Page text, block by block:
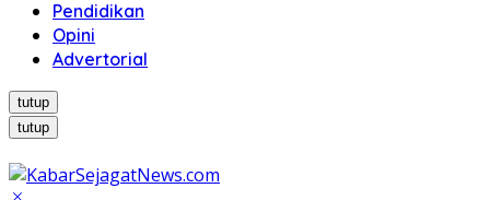
Pendidikan
Opini
Advertorial
tutup
tutup